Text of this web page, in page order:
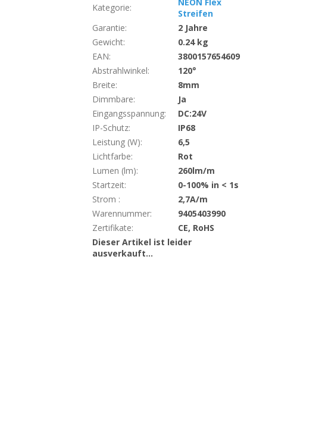
Kategorie:
Streifen
Garantie:
2 Jahre
Gewicht:
0.24 kg
EAN:
3800157654609
Abstrahlwinkel:
120°
Breite:
8mm
Dimmbare:
Ja
Eingangsspannung:
DC:24V
IP-Schutz:
IP68
Leistung (W):
6,5
Lichtfarbe:
Rot
Lumen (lm):
260lm/m
Startzeit:
0-100% in < 1s
Strom :
2,7A/m
Warennummer:
9405403990
Zertifikate:
CE, RoHS
Dieser Artikel ist leider
ausverkauft…